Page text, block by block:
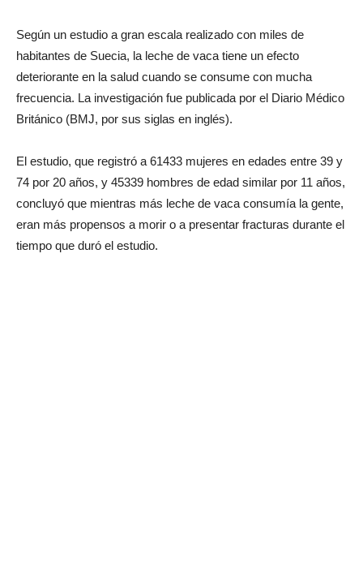
Según un estudio a gran escala realizado con miles de
habitantes de Suecia, la leche de vaca tiene un efecto
deteriorante en la salud cuando se consume con mucha
frecuencia. La investigación fue publicada por el Diario Médico
Británico (BMJ, por sus siglas en inglés).
El estudio, que registró a 61433 mujeres en edades entre 39 y
74 por 20 años, y 45339 hombres de edad similar por 11 años,
concluyó que mientras más leche de vaca consumía la gente,
eran más propensos a morir o a presentar fracturas durante el
tiempo que duró el estudio.